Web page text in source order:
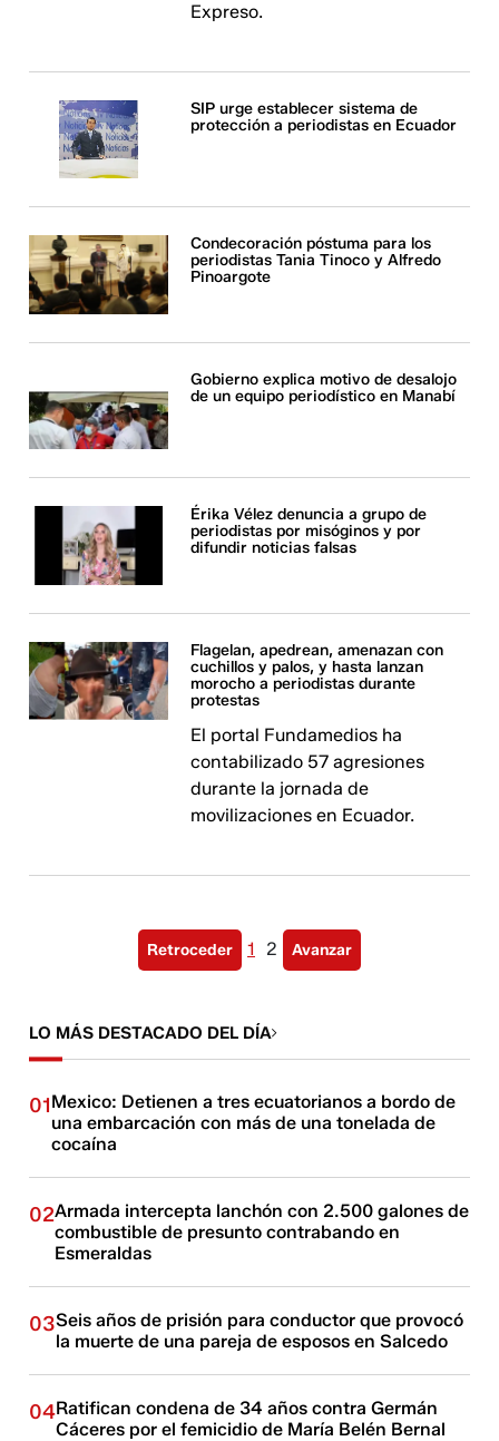
Expreso.
SIP urge establecer sistema de
protección a periodistas en Ecuador
Condecoración póstuma para los
periodistas Tania Tinoco y Alfredo
Pinoargote
Gobierno explica motivo de desalojo
de un equipo periodístico en Manabí
Érika Vélez denuncia a grupo de
periodistas por misóginos y por
difundir noticias falsas
Flagelan, apedrean, amenazan con
cuchillos y palos, y hasta lanzan
morocho a periodistas durante
protestas
El portal Fundamedios ha
contabilizado 57 agresiones
durante la jornada de
movilizaciones en Ecuador.
Retroceder 1 2 Avanzar
LO MÁS DESTACADO DEL DÍA
01Mexico: Detienen a tres ecuatorianos a bordo de
una embarcación con más de una tonelada de
cocaína
02Armada intercepta lanchón con 2.500 galones de
combustible de presunto contrabando en
Esmeraldas
03Seis años de prisión para conductor que provocó
la muerte de una pareja de esposos en Salcedo
04Ratifican condena de 34 años contra Germán
Cáceres por el femicidio de María Belén Bernal